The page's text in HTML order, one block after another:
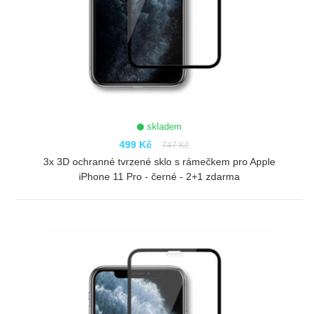
skladem
499 Kč 747 Kč
3x 3D ochranné tvrzené sklo s rámečkem pro Apple
iPhone 11 Pro - černé - 2+1 zdarma